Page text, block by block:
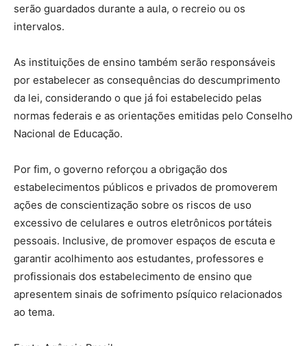
serão guardados durante a aula, o recreio ou os
intervalos.
As instituições de ensino também serão responsáveis
por estabelecer as consequências do descumprimento
da lei, considerando o que já foi estabelecido pelas
normas federais e as orientações emitidas pelo Conselho
Nacional de Educação.
Por fim, o governo reforçou a obrigação dos
estabelecimentos públicos e privados de promoverem
ações de conscientização sobre os riscos de uso
excessivo de celulares e outros eletrônicos portáteis
pessoais. Inclusive, de promover espaços de escuta e
garantir acolhimento aos estudantes, professores e
profissionais dos estabelecimento de ensino que
apresentem sinais de sofrimento psíquico relacionados
ao tema.